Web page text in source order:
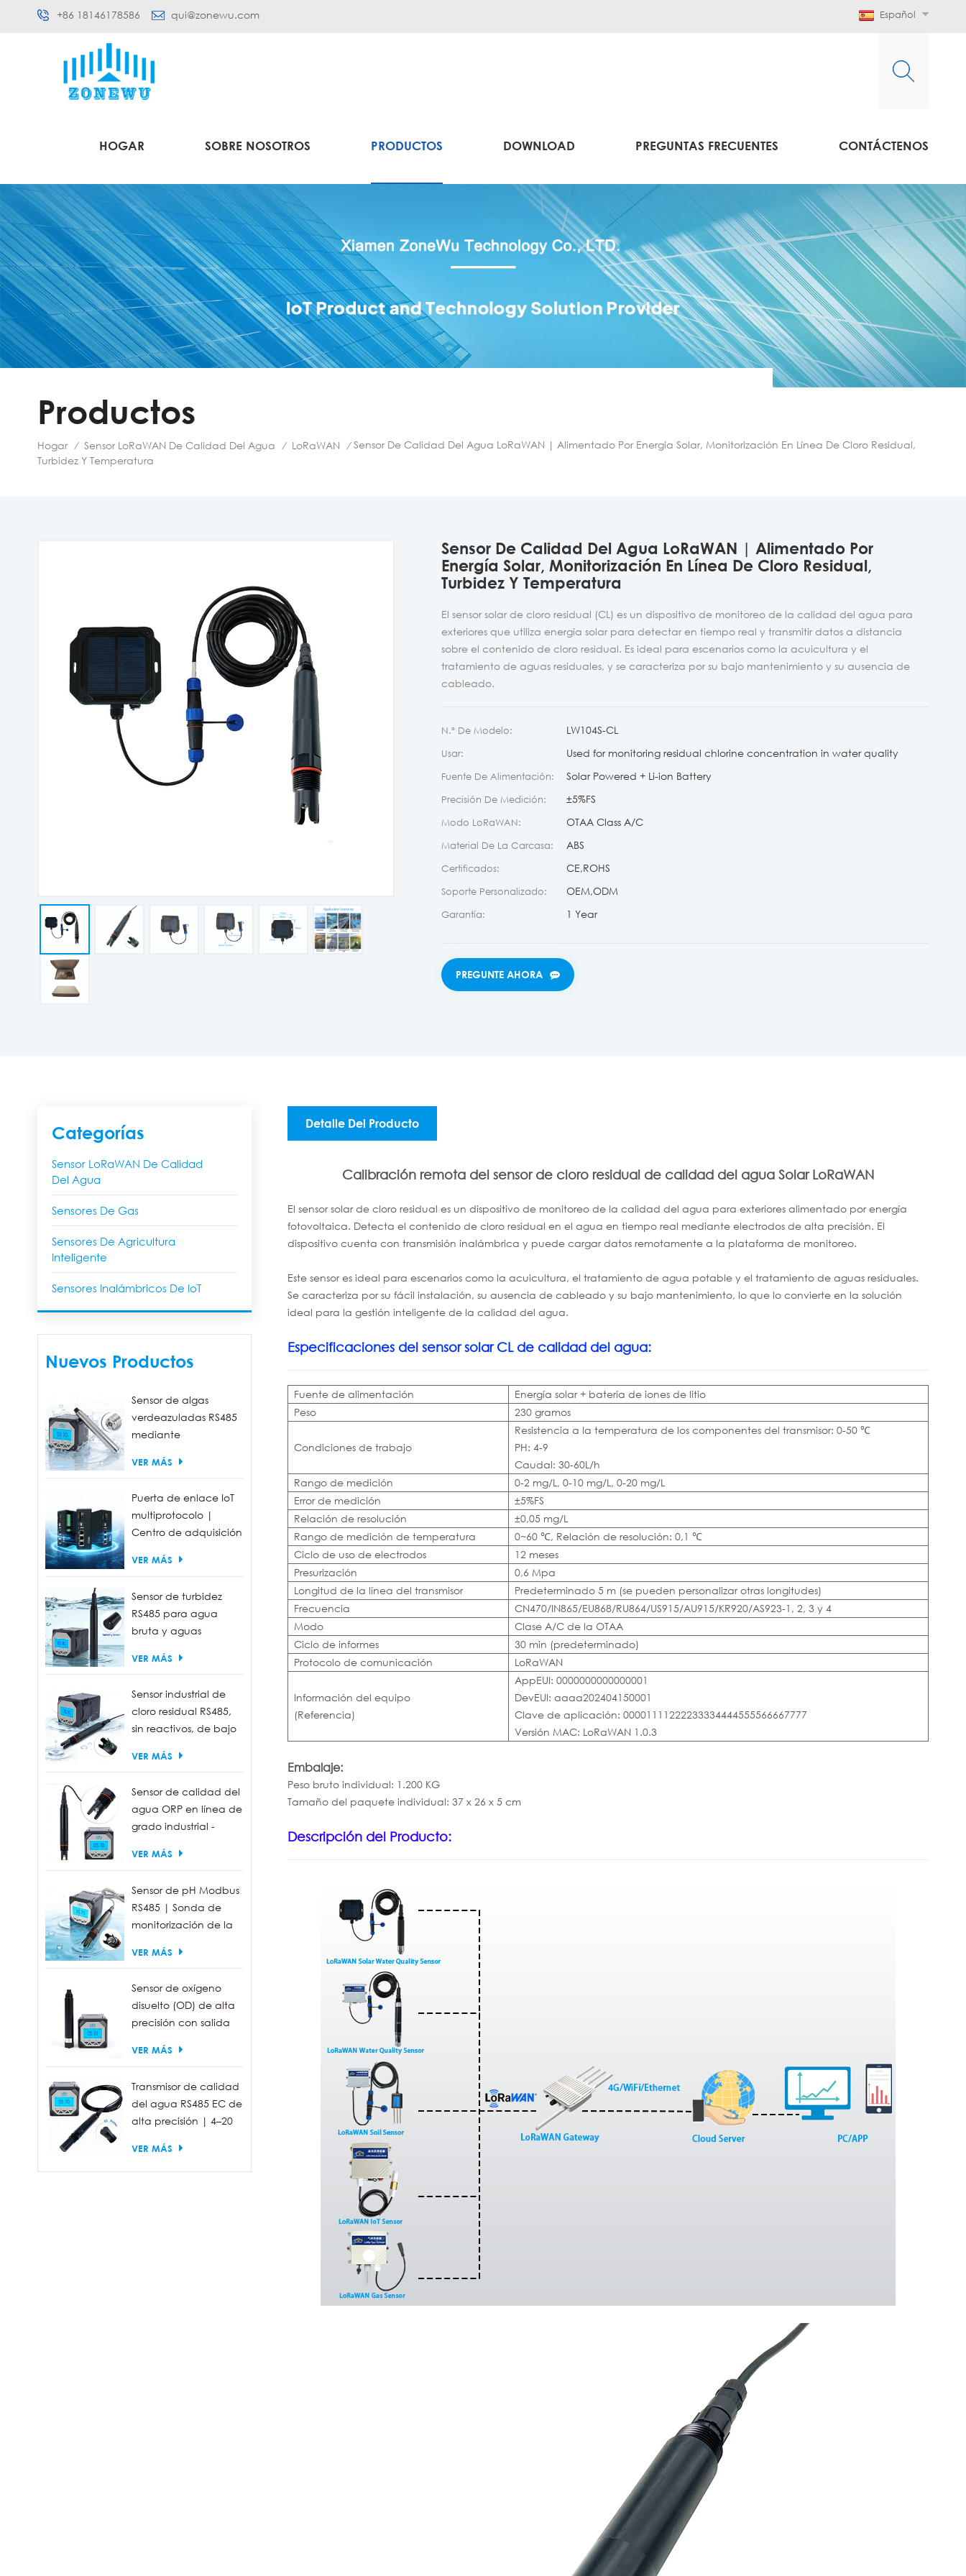
+86 18146178586 qui@zonewu.com Español
HOGAR SOBRE NOSOTROS PRODUCTOS DOWNLOAD PREGUNTAS FRECUENTES CONTÁCTENOS
Productos
Hogar / Sensor LoRaWAN De Calidad Del Agua / LoRaWAN / Sensor De Calidad Del Agua LoRaWAN | Alimentado Por Energía Solar, Monitorización En Línea De Cloro Residual,
Turbidez Y Temperatura
Sensor De Calidad Del Agua LoRaWAN | Alimentado Por
Energía Solar, Monitorización En Línea De Cloro Residual,
Turbidez Y Temperatura
El sensor solar de cloro residual (CL) es un dispositivo de monitoreo de la calidad del agua para
exteriores que utiliza energía solar para detectar en tiempo real y transmitir datos a distancia
sobre el contenido de cloro residual. Es ideal para escenarios como la acuicultura y el
tratamiento de aguas residuales, y se caracteriza por su bajo mantenimiento y su ausencia de
cableado.
N.º De Modelo: LW104S-CL
Usar: Used for monitoring residual chlorine concentration in water quality
Fuente De Alimentación: Solar Powered + Li-ion Battery
Precisión De Medición: ±5%FS
Modo LoRaWAN: OTAA Class A/C
Material De La Carcasa: ABS
Certificados: CE,ROHS
Soporte Personalizado: OEM,ODM
Garantía: 1 Year
PREGUNTE AHORA
Categorías
Sensor LoRaWAN De Calidad
Del Agua
Sensores De Gas
Sensores De Agricultura
Inteligente
Sensores Inalámbricos De IoT
Nuevos Productos
Sensor de algas
verdeazuladas RS485
mediante
rango de detección
células/ml.
VER MÁS
Puerta de enlace IoT
multiprotocolo |
Centro de adquisición
VER MÁS
Sensor de turbidez
RS485 para agua
bruta y aguas
medidora de turbidez
VER MÁS
Sensor industrial de
cloro residual RS485,
sin reactivos, de bajo
VER MÁS
Sensor de calidad del
agua ORP en línea de
grado industrial -
IP68, salida RS485
VER MÁS
Sensor de pH Modbus
RS485 | Sonda de
monitorización de la
industrial IP68
VER MÁS
Sensor de oxígeno
disuelto (OD) de alta
precisión con salida
medición de la
VER MÁS
Transmisor de calidad
del agua RS485 EC de
alta precisión | 4–20
VER MÁS
Detalle Del Producto
Calibración remota del sensor de cloro residual de calidad del agua Solar LoRaWAN
El sensor solar de cloro residual es un dispositivo de monitoreo de la calidad del agua para exteriores alimentado por energía
fotovoltaica. Detecta el contenido de cloro residual en el agua en tiempo real mediante electrodos de alta precisión. El
dispositivo cuenta con transmisión inalámbrica y puede cargar datos remotamente a la plataforma de monitoreo.
Este sensor es ideal para escenarios como la acuicultura, el tratamiento de agua potable y el tratamiento de aguas residuales.
Se caracteriza por su fácil instalación, su ausencia de cableado y su bajo mantenimiento, lo que lo convierte en la solución
ideal para la gestión inteligente de la calidad del agua.
Especificaciones del sensor solar CL de calidad del agua:
Fuente de alimentación
Energía solar + batería de iones de litio
Peso
230 gramos
Condiciones de trabajo
Resistencia a la temperatura de los componentes del transmisor: 0-50 ℃
PH: 4-9
Caudal: 30-60L/h
Rango de medición
0-2 mg/L, 0-10 mg/L, 0-20 mg/L
Error de medición
±5%FS
Relación de resolución
±0,05 mg/L
Rango de medición de temperatura
0~60 ℃, Relación de resolución: 0,1 ℃
Ciclo de uso de electrodos
12 meses
Presurización
0,6 Mpa
Longitud de la línea del transmisor
Predeterminado 5 m (se pueden personalizar otras longitudes)
Frecuencia
CN470/IN865/EU868/RU864/US915/AU915/KR920/AS923-1, 2, 3 y 4
Modo
Clase A/C de la OTAA
Ciclo de informes
30 min (predeterminado)
Protocolo de comunicación
LoRaWAN
Información del equipo
(Referencia)
AppEUI: 0000000000000001
DevEUI: aaaa202404150001
Clave de aplicación: 00001111222233334444555566667777
Versión MAC: LoRaWAN 1.0.3
Embalaje:
Peso bruto individual: 1.200 KG
Tamaño del paquete individual: 37 x 26 x 5 cm
Descripción del Producto: